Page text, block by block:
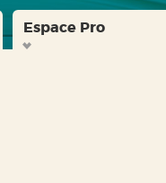
Espace Pro